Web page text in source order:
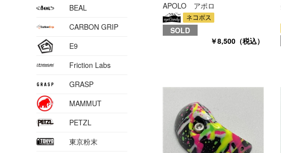
BEAL
CARBON GRIP
E9
Friction Labs
GRASP
MAMMUT
PETZL
東京粉末
APOLO アポロ
SOLD
￥8,500（税込）